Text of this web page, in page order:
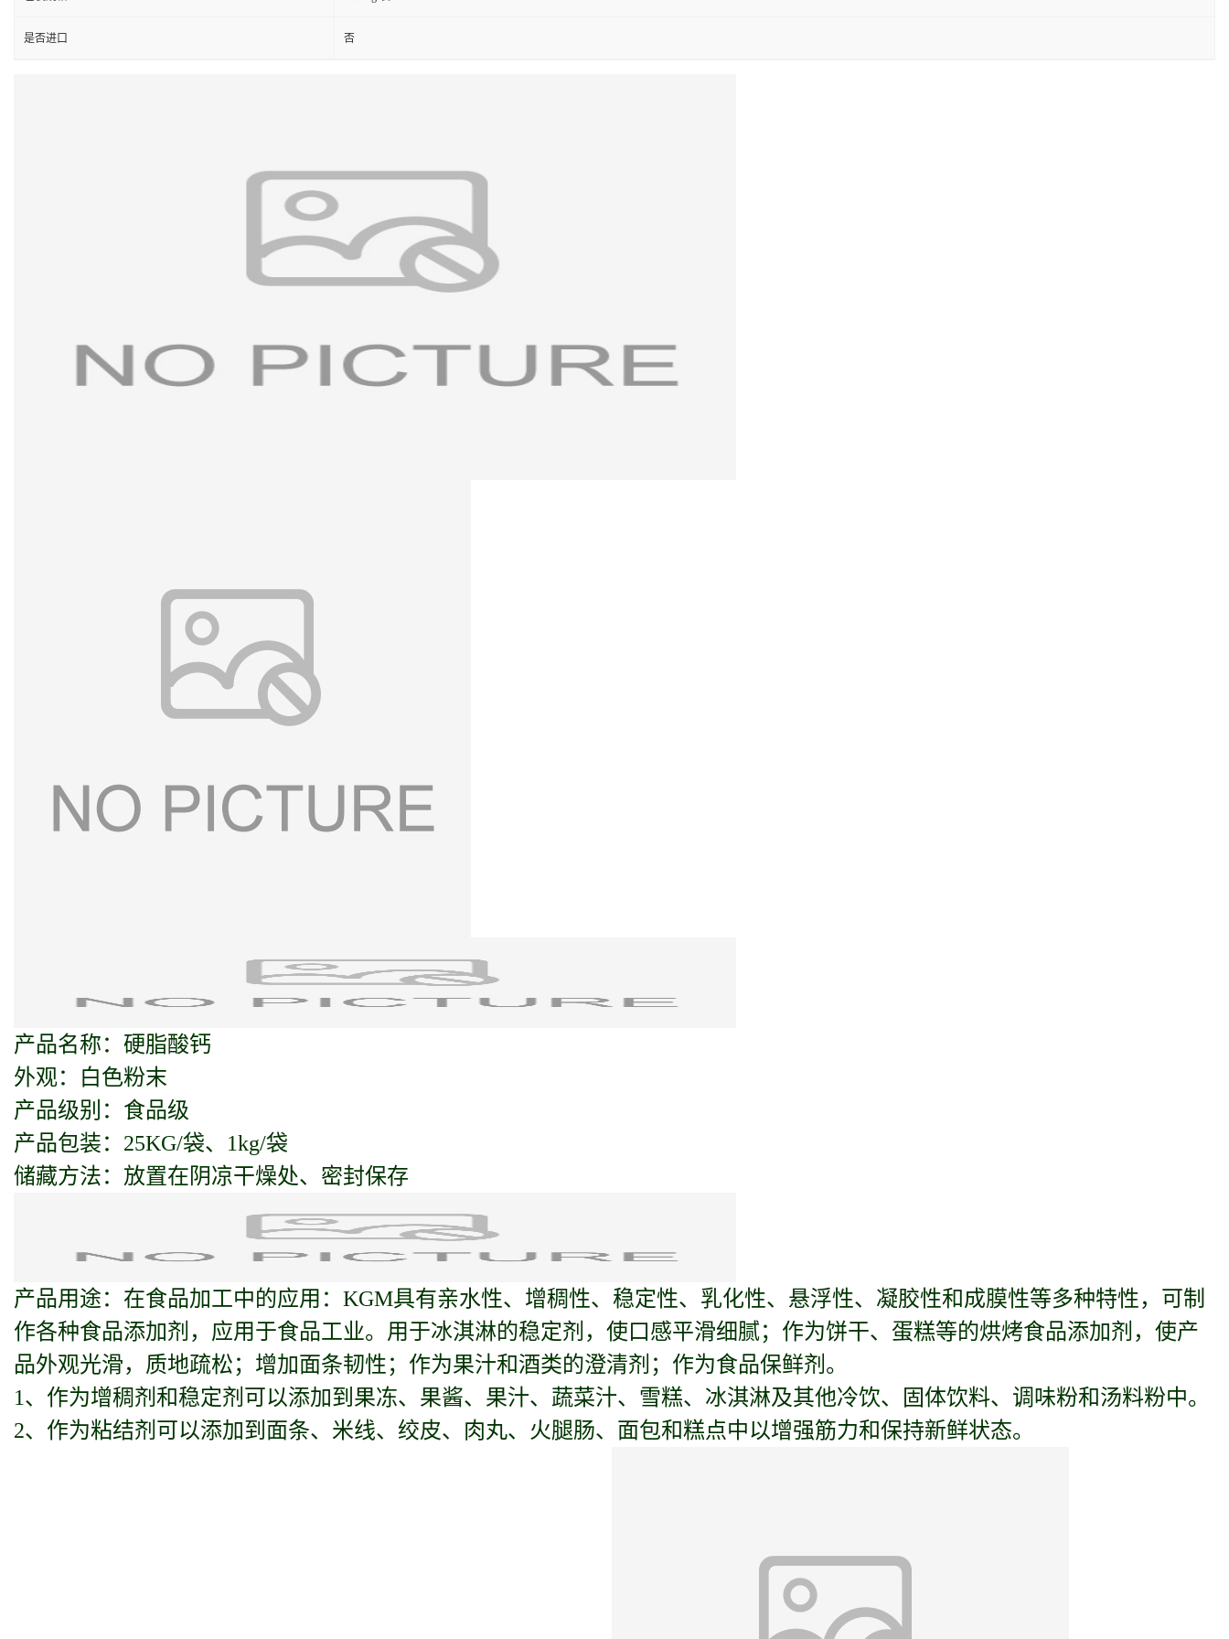
是否进口 否
产品名称：硬脂酸钙
外观：白色粉末
产品级别：食品级
产品包装：25KG/袋、1kg/袋
储藏方法：放置在阴凉干燥处、密封保存
产品用途：在食品加工中的应用：KGM具有亲水性、增稠性、稳定性、乳化性、悬浮性、凝胶性和成膜性等多种特性，可制
作各种食品添加剂，应用于食品工业。用于冰淇淋的稳定剂，使口感平滑细腻；作为饼干、蛋糕等的烘烤食品添加剂，使产
品外观光滑，质地疏松；增加面条韧性；作为果汁和酒类的澄清剂；作为食品保鲜剂。
1、作为增稠剂和稳定剂可以添加到果冻、果酱、果汁、蔬菜汁、雪糕、冰淇淋及其他冷饮、固体饮料、调味粉和汤料粉中。
2、作为粘结剂可以添加到面条、米线、绞皮、肉丸、火腿肠、面包和糕点中以增强筋力和保持新鲜状态。